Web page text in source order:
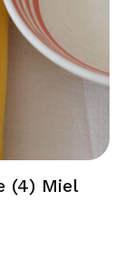
(4) Miel